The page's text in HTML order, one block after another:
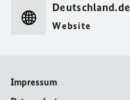
Deutschland.de
Website
Impressum